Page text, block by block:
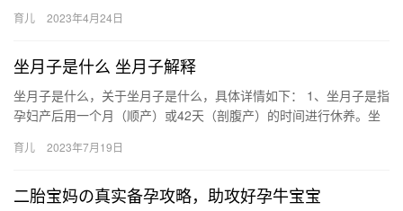
单…
育儿 2023年4月24日
坐月子是什么 坐月子解释
坐月子是什么，关于坐月子是什么，具体详情如下： 1、坐月子是指
孕妇产后用一个月（顺产）或42天（剖腹产）的时间进行休养。坐
育儿 2023年7月19日
二胎宝妈の真实备孕攻略，助攻好孕牛宝宝